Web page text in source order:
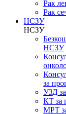
Рак
Рак
НСЗУ
НСЗУ
НСЗУ
за
УЗД
КТ за
МРТ